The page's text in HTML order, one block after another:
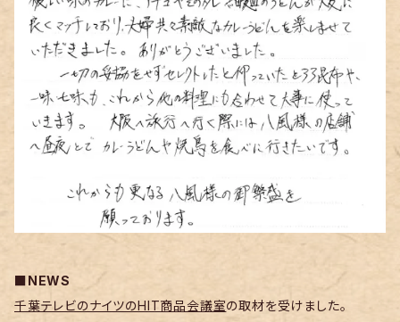
■NEWS
千葉テレビのナイツのHIT商品会議室の取材を受けました。